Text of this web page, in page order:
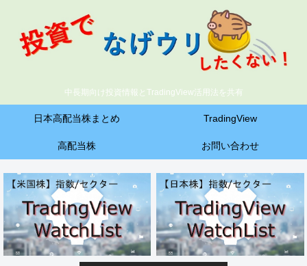
中長期向け投資情報とTradingView活用法を共有
日本高配当株まとめ TradingView
高配当株 お問い合わせ